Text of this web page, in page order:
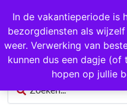
In de vakantieperiode is
bezorgdiensten als
weer. Verwerking van
kunnen dus een dagje
hopen op jullie
1000+